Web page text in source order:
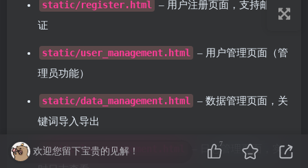
static/register.html
– 用户注册页面，支持邮箱验
证
static/user_management.html
– 用户管理页面（管
理员功能）
static/data_management.html
– 数据管理页面，关
键词导入导出
static/log_management.html
– 日志管理页面，实
欢迎您留下宝贵的见解！
7